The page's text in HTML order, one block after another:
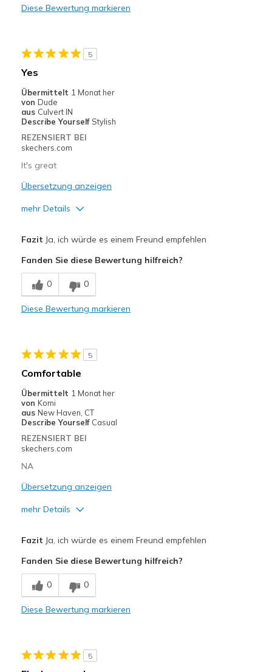
Geeignete Verwendung
Running
Width
Sizing
Diese Bewertung markieren
5
Yes
Übermittelt 1 Monat her
von Dude
aus Culvert IN
Describe Yourself Stylish
REZENSIERT BEI
skechers.com
It's great
Übersetzung anzeigen
mehr Details
Breathe Well
Comfortable
Geeignete Verwendung
Width
Sizing
Feels true to size
View On Shoes
Fazit Ja, ich würde es einem Freund empfehlen
Fanden Sie diese Bewertung hilfreich?
0 0
Diese Bewertung markieren
5
Comfortable
Übermittelt 1 Monat her
von Komi
aus New Haven, CT
Describe Yourself Casual
REZENSIERT BEI
skechers.com
NA
Übersetzung anzeigen
mehr Details
Comfortable
Durable
Fazit Ja, ich würde es einem Freund empfehlen
Fanden Sie diese Bewertung hilfreich?
0 0
Diese Bewertung markieren
5